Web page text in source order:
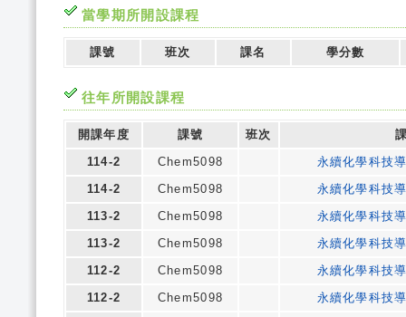
當學期所開設課程
課號 班次 課名 學分數
往年所開設課程
開課年度 課號 班次
114-2
Chem5098
永續化學科技
114-2
Chem5098
永續化學科技
113-2
Chem5098
永續化學科技
113-2
Chem5098
永續化學科技
112-2
Chem5098
永續化學科技
112-2
Chem5098
永續化學科技